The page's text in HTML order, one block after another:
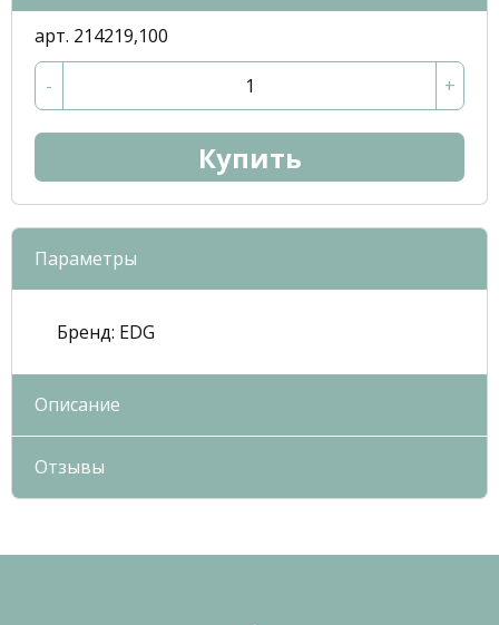
арт. 214219,100
- +
Купить
Параметры
Бренд: EDG
Описание
Отзывы